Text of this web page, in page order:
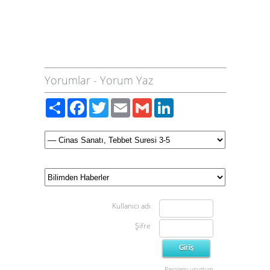
Yorumlar - Yorum Yaz
PaylaşFacebook
TwitterEmailGmail
Kullanıcı adı
Şifre